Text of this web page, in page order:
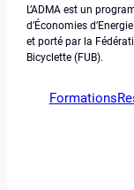
L’ADMA est un
d’Économies
et porté par la
Bicyclette (FUB).
Formations